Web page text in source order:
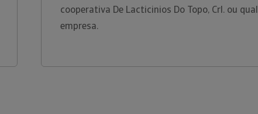
cooperativa De Lacticinios Do Topo, Crl. ou
empresa.